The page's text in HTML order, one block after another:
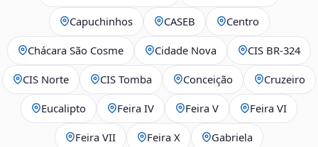
Capuchinhos CASEB Centro
Chácara São Cosme Cidade Nova CIS BR‑324
CIS Norte CIS Tomba Conceição Cruzeiro
Eucalipto Feira IV Feira V Feira VI
Feira VII Feira X Gabriela